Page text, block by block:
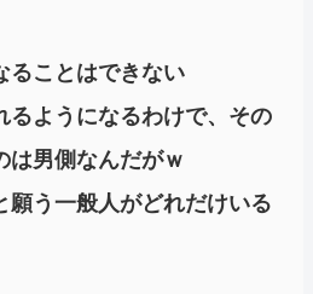
ることはできない
るようになるわけで、その
は男側なんだがｗ
願う一般人がどれだけいる